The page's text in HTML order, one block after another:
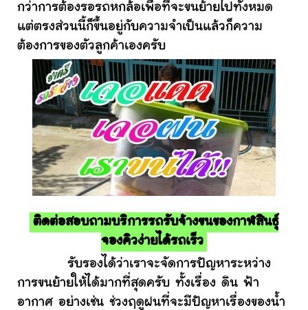
กว่าการต้องรอรถหกล้อเพื่อที่จะขนย้ายไปทั้งหมด
แต่ตรงส่วนนี้ก็ขึ้นอยู่กับความจำเป็นแล้วก็ความ
ต้องการของตัวลูกค้าเองครับ
ติดต่อสอบถามบริการรถรับจ้างขนของกาฬสินธุ์
จองคิวง่ายได้รถเร็ว
รับรองได้ว่าเราจะจัดการปัญหาระหว่าง
การขนย้ายให้ได้มากที่สุดครับ ทั้งเรื่อง ดิน ฟ้า
อากาศ อย่างเช่น ช่วงฤดูฝนที่จะมีปัญหาเรื่องของน้ำ